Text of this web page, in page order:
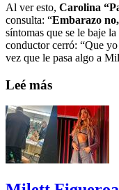
Al ver esto, Carolina
consulta: “Embarazo
síntomas que se le baje la
conductor cerró: “Que
vez que le pasa algo a
Leé más